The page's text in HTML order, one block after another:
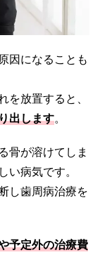
因になることも
放置すると、
出します。
骨が溶けてしま
い病気です。
し歯周病治療を
予定外の治療費